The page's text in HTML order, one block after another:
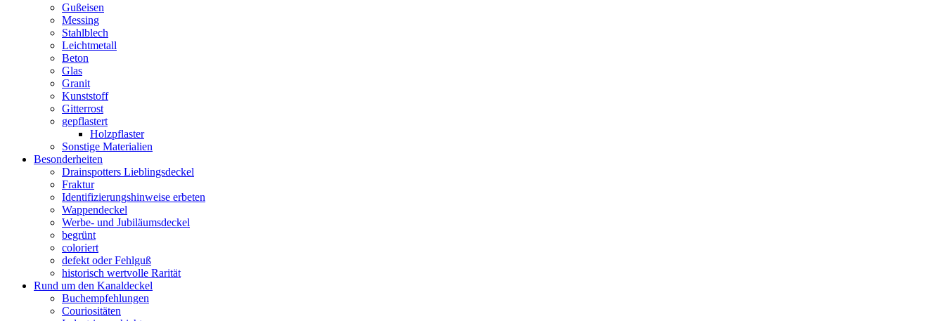
Gußeisen
Messing
Stahlblech
Leichtmetall
Beton
Glas
Granit
Kunststoff
Gitterrost
gepflastert
Holzpflaster
Sonstige Materialien
Besonderheiten
Drainspotters Lieblingsdeckel
Fraktur
Identifizierungshinweise erbeten
Wappendeckel
Werbe- und Jubiläumsdeckel
begrünt
coloriert
defekt oder Fehlguß
historisch wertvolle Rarität
Rund um den Kanaldeckel
Buchempfehlungen
Couriositäten